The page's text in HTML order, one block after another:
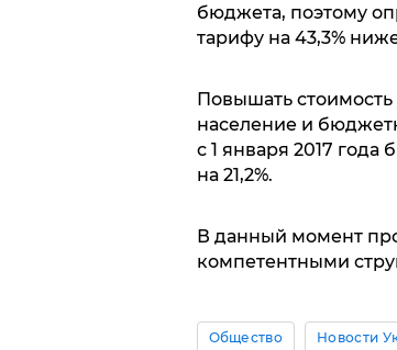
бюджета, поэтому
тарифу на 43,3%
Повышать стоимость
население и
с 1 января 2017
на 21,2%.
В данный момент
компетентными
Общество Новости